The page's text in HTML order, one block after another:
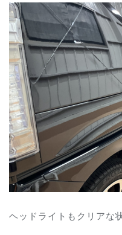
ヘッドライトもクリアな